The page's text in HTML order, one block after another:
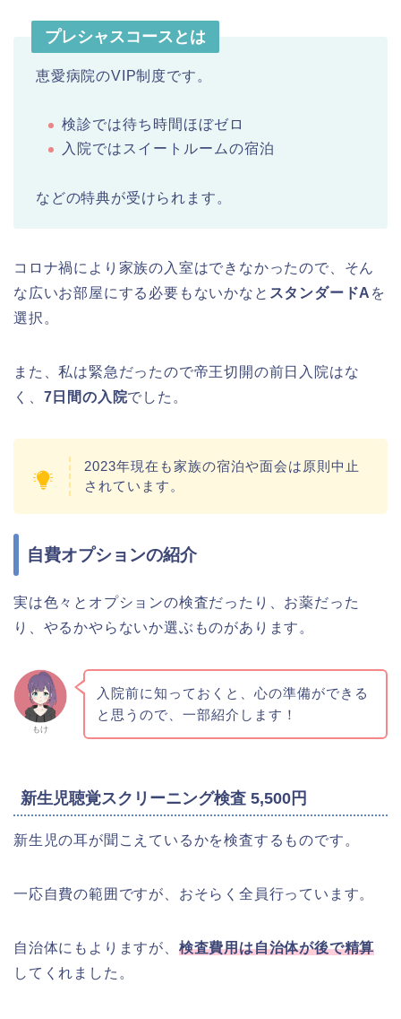
プレシャスコースとは
恵愛病院のVIP制度です。
検診では待ち時間ほぼゼロ
入院ではスイートルームの宿泊
などの特典が受けられます。
コロナ禍により家族の入室はできなかったので、そん
な広いお部屋にする必要もないかなと スタンダードA を
選択。
また、私は緊急だったので帝王切開の前日入院はな
く、 7日間の入院でした。
2023年現在も家族の宿泊や面会は原則中止
されています。
自費オプションの紹介
実は色々とオプションの検査だったり、お薬だった
り、やるかやらないか選ぶものがあります。
もけ
入院前に知っておくと、心の準備ができる
と思うので、一部紹介します！
新生児聴覚スクリーニング検査 5,500円
新生児の耳が聞こえているかを検査するものです。
一応自費の範囲ですが、おそらく全員行っています。
自治体にもよりますが、 検査費用は自治体が後で精算
してくれました。